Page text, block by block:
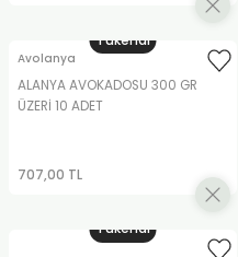
Tükendi
Avolanya
ALANYA AVOKADOSU 300 GR
ÜZERİ 10 ADET
707,00 TL
Tükendi